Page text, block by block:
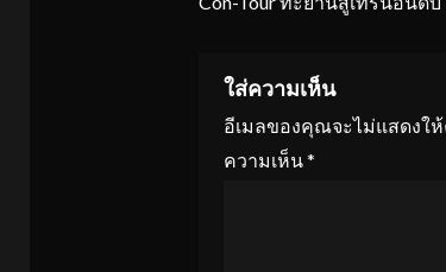
ใส่ความเห็น
อีเมลของคุณจะไม่แสดงใ
ความเห็น*